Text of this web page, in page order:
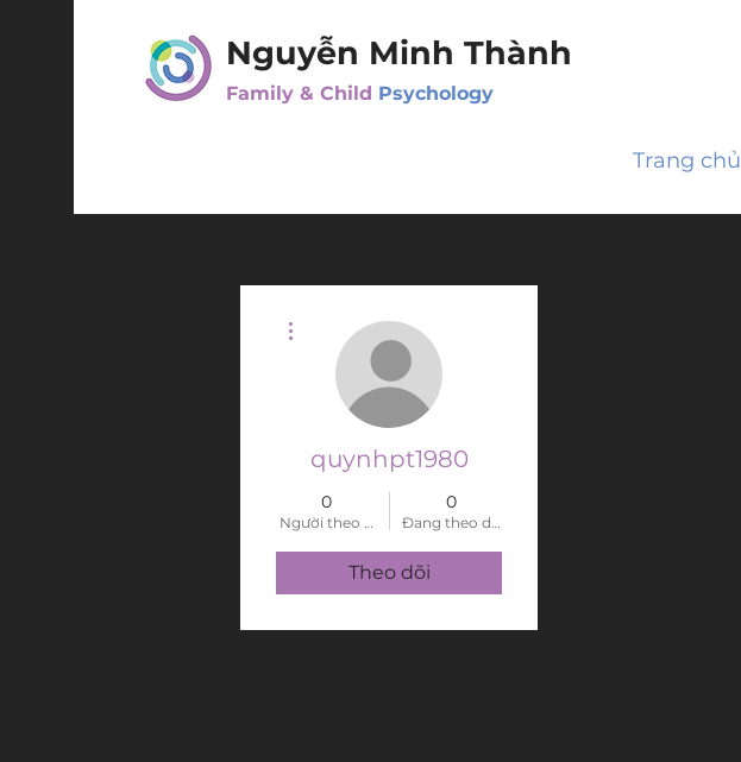
Nguyễn Minh Thành
Family & Child Psychology
Trang chủ
quynhpt1980
0
Người theo dõi
0
Đang theo dõi
Theo dõi